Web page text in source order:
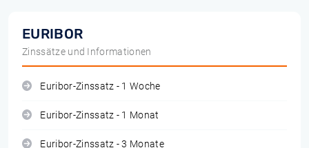
EURIBOR
Zinssätze und Informationen
Euribor-Zinssatz - 1 Woche
Euribor-Zinssatz - 1 Monat
Euribor-Zinssatz - 3 Monate